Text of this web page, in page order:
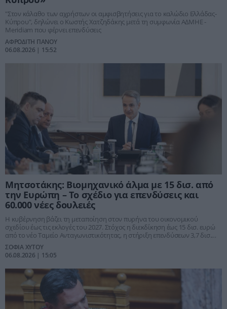
"Στον κάλαθο των αχρήστων οι αμφισβητήσεις για το καλώδιο Ελλάδας-
Κύπρου", δηλώνει ο Κωστής Χατζηδάκης μετά τη συμφωνία ΑΔΜΗΕ -
Meridiam που φέρνει επενδύσεις
ΑΦΡΟΔΙΤΗ ΠΑΝΟΥ
06.08.2026 | 15:52
Μητσοτάκης: Βιομηχανικό άλμα με 15 δισ. από
την Ευρώπη – Το σχέδιο για επενδύσεις και
60.000 νέες δουλειές
Η κυβέρνηση βάζει τη μεταποίηση στον πυρήνα του οικονομικού
σχεδίου έως τις εκλογές του 2027. Στόχος η διεκδίκηση έως 15 δισ. ευρώ
από το νέο Ταμείο Ανταγωνιστικότητας, η στήριξη επενδύσεων 3,7 δισ.
και η μείωση του ενεργειακού κόστους με παρεμβάσεις 700 εκατ. ευρώ.
ΣΟΦΙΑ ΧΥΤΟΥ
06.08.2026 | 15:05